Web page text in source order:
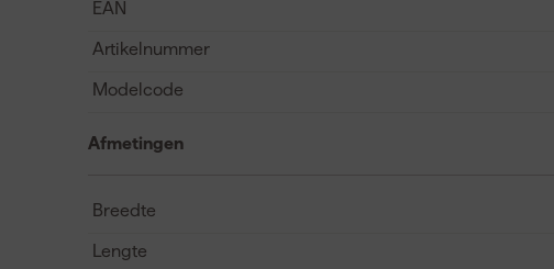
EAN
Artikelnummer
Modelcode
Afmetingen
Breedte
Lengte